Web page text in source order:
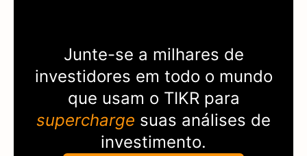
Junte-se a milhares de
investidores em todo o mundo
que usam o TIKR para
supercharge suas análises de
investimento.